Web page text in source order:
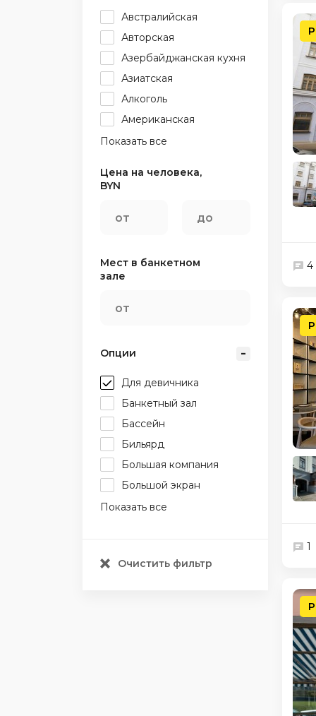
Австралийская
Авторская
Азербайджанская кухня
Азиатская
Алкоголь
Американская
Показать все
Цена на человека,
BYN
Мест в банкетном
зале
Опции
Для девичника
Банкетный зал
Бассейн
Бильярд
Большая компания
Большой экран
Показать все
Очистить фильтр
4
1